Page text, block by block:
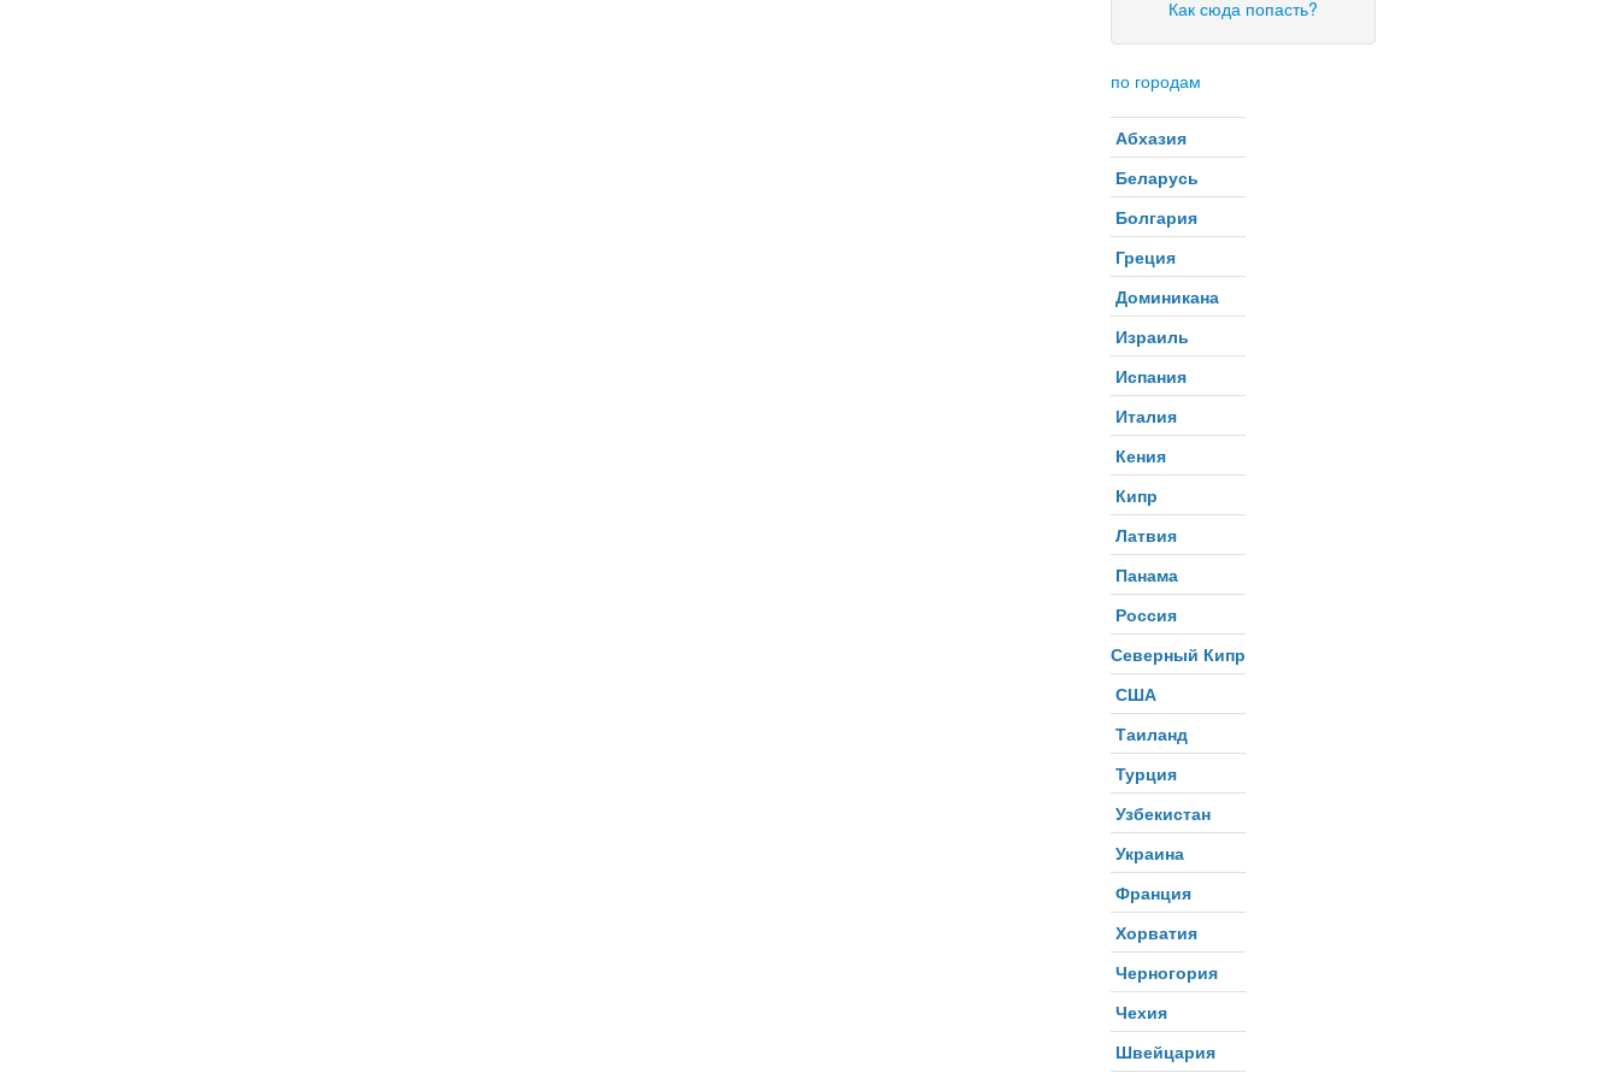
Как сюда попасть?
по городам
Абхазия
Беларусь
Болгария
Греция
Доминикана
Израиль
Испания
Италия
Кения
Кипр
Латвия
Панама
Россия
Северный Кипр
США
Таиланд
Турция
Узбекистан
Украина
Франция
Хорватия
Черногория
Чехия
Швейцария